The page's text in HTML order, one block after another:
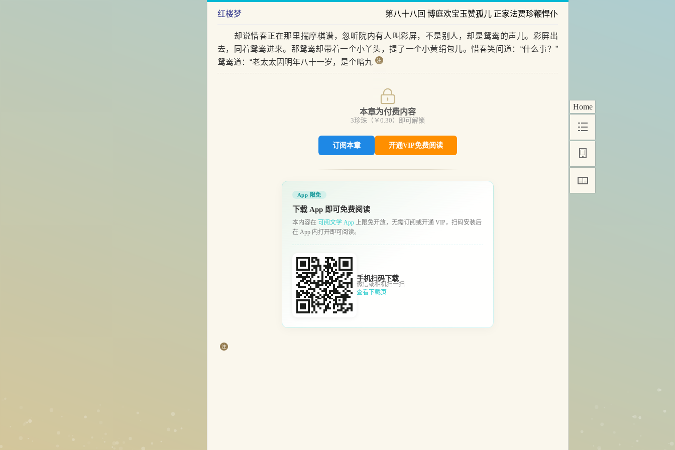
Home
红楼梦 第八十八回 博庭欢宝玉赞孤儿 正家法贾珍鞭悍仆
却说惜春正在那里揣摩棋谱，忽听院内有人叫彩屏，不是别人，却是鸳鸯的声儿。彩屏出
去，同着鸳鸯进来。那鸳鸯却带着一个小丫头，提了一个小黄绢包儿。惜春笑问道：“什么事？”
鸳鸯道：“老太太因明年八十一岁，是个暗九
本章为付费内容
3珍珠（￥ 0.30）即可解锁
订阅本章 开通VIP免费阅读
App 限免
下载 App 即可免费阅读
本内容在 可阅文学 App 上限免开放，无需订阅或开通 VIP，扫码安装后
在 App 内打开即可阅读。
手机扫码下载
微信或相机扫一扫
查看下载页